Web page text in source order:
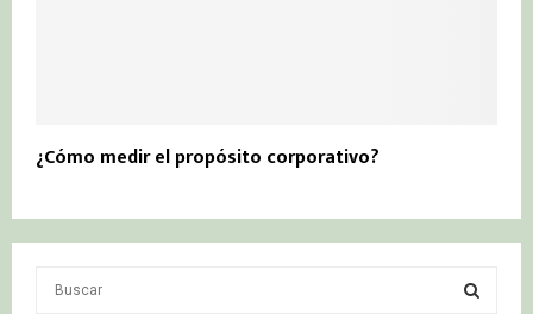
¿Cómo medir el propósito corporativo?